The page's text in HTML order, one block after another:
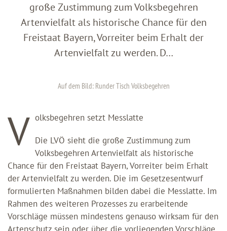
große Zustimmung zum Volksbegehren
Artenvielfalt als historische Chance für den
Freistaat Bayern, Vorreiter beim Erhalt der
Artenvielfalt zu werden. D…
Auf dem Bild: Runder Tisch Volksbegehren
V olksbegehren setzt Messlatte
Die LVÖ sieht die große Zustimmung zum
Volksbegehren Artenvielfalt als historische
Chance für den Freistaat Bayern, Vorreiter beim Erhalt
der Artenvielfalt zu werden. Die im Gesetzesentwurf
formulierten Maßnahmen bilden dabei die Messlatte. Im
Rahmen des weiteren Prozesses zu erarbeitende
Vorschläge müssen mindestens genauso wirksam für den